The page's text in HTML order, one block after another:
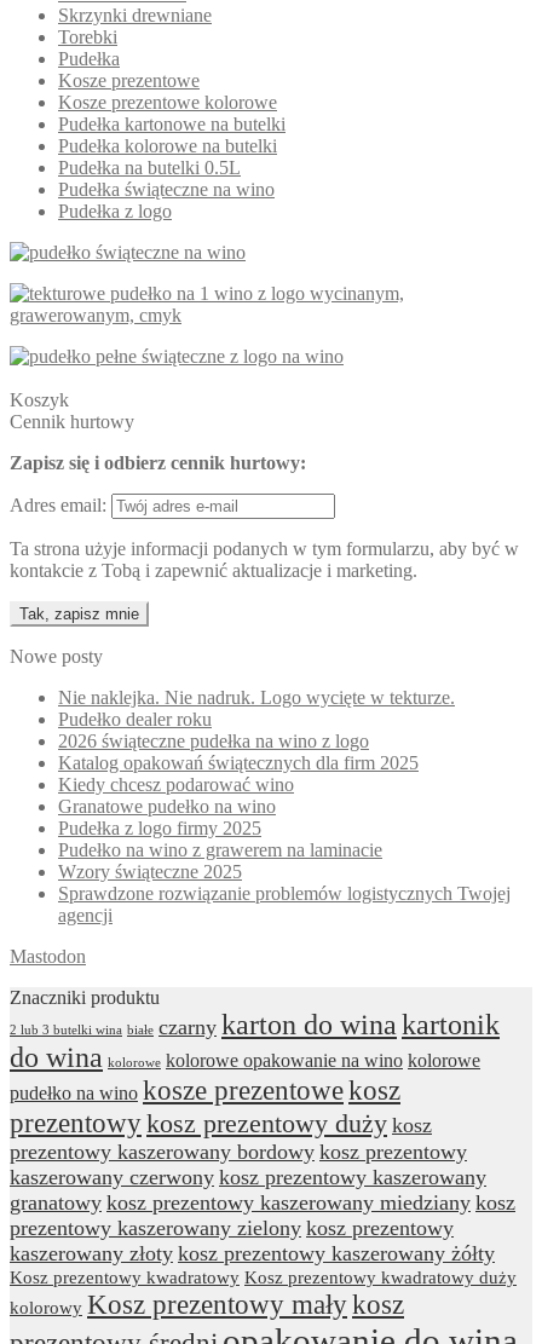
Skrzynki drewniane
Torebki
Pudełka
Kosze prezentowe
Kosze prezentowe kolorowe
Pudełka kartonowe na butelki
Pudełka kolorowe na butelki
Pudełka na butelki 0.5L
Pudełka świąteczne na wino
Pudełka z logo
Koszyk
Cennik hurtowy
Zapisz się i odbierz cennik hurtowy:
Adres email:
Ta strona użyje informacji podanych w tym formularzu, aby być w
kontakcie z Tobą i zapewnić aktualizacje i marketing.
Nowe posty
Nie naklejka. Nie nadruk. Logo wycięte w tekturze.
Pudełko dealer roku
2026 świąteczne pudełka na wino z logo
Katalog opakowań świątecznych dla firm 2025
Kiedy chcesz podarować wino
Granatowe pudełko na wino
Pudełka z logo firmy 2025
Pudełko na wino z grawerem na laminacie
Wzory świąteczne 2025
Sprawdzone rozwiązanie problemów logistycznych Twojej
agencji
Mastodon
Znaczniki produktu
2 lub 3 butelki wina białe czarny karton do wina kartonik
do wina kolorowe kolorowe opakowanie na wino kolorowe
pudełko na wino kosze prezentowekosz
prezentowykosz prezentowy duży kosz
prezentowy kaszerowany bordowy kosz prezentowy
kaszerowany czerwony kosz prezentowy kaszerowany
granatowy kosz prezentowy kaszerowany miedziany kosz
prezentowy kaszerowany zielony kosz prezentowy
kaszerowany złoty kosz prezentowy kaszerowany żółty
Kosz prezentowy kwadratowy Kosz prezentowy kwadratowy duży
kolorowy Kosz prezentowy małykosz